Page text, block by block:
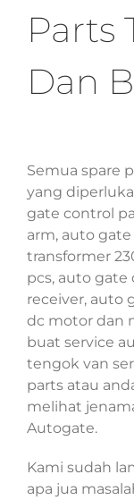
Parts
Dan
Semua spare
yang
gate control
arm, auto
transformer
pcs, auto gate
receiver, auto
dc motor dan
buat service
tengok van
parts atau
melihat
Autogate.
Kami sudah
apa jua